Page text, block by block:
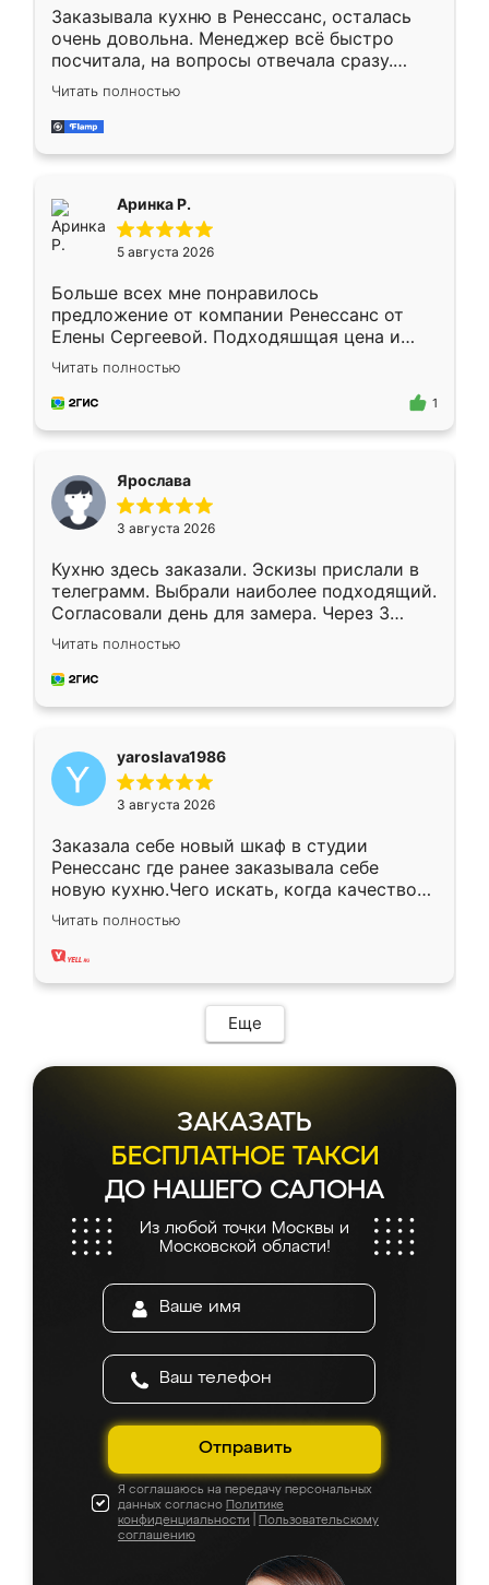
Заказывала кухню в Ренессанс, осталась
очень довольна. Менеджер всё быстро
посчитала, на вопросы отвечала сразу.
Замерщик приехал в субботу, подошёл к
делу со всей ответственностью. Собрали
за день, ребята работали аккуратно, даже
Читать полностью
Аринка Р.
5 августа 2026
Больше всех мне понравилось
предложение от компании Ренессанс от
Елены Сергеевой. Подходяшщая цена и
короткие сроки изготовления. Приехавший
для замера сотрудник Владислав
предложил по моему эскизу самый
Читать полностью
1
Ярослава
3 августа 2026
Кухню здесь заказали. Эскизы прислали в
телеграмм. Выбрали наиболее подходящий.
Согласовали день для замера. Через 3
недели кухня была уже готова. Остались
довольны работой. Спасибо Ренессанс
мебель за качественную работу!
Читать полностью
yaroslava1986
3 августа 2026
Заказала себе новый шкаф в студии
Ренессанс где ранее заказывала себе
новую кухню.Чего искать, когда качеством
вполне довольна. Служит кухня уже почти
два года, нареканий нет.
Читать полностью
Еще
ЗАКАЗАТЬ
БЕСПЛАТНОЕ ТАКСИ
ДО НАШЕГО САЛОНА
Из любой точки Москвы и
Московской области!
Отправить
Я соглашаюсь на передачу персональных
данных согласно Политике
конфиденциальности
Пользовательскому
соглашению